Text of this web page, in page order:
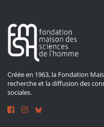
Créée en 1963, la Fondation
recherche et la diffusion des
sociales.